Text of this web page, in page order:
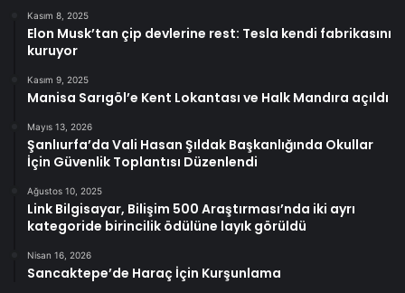
Kasım 8, 2025
Elon Musk’tan çip devlerine rest: Tesla kendi fabrikasını
kuruyor
Kasım 9, 2025
Manisa Sarıgöl’e Kent Lokantası ve Halk Mandıra açıldı
Mayıs 13, 2026
Şanlıurfa’da Vali Hasan Şıldak Başkanlığında Okullar
İçin Güvenlik Toplantısı Düzenlendi
Ağustos 10, 2025
Link Bilgisayar, Bilişim 500 Araştırması’nda iki ayrı
kategoride birincilik ödülüne layık görüldü
Nisan 16, 2026
Sancaktepe’de Haraç İçin Kurşunlama